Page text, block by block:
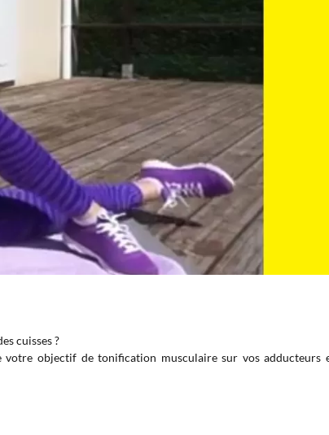
cuisses ?
votre objectif de tonification musculaire sur vos adducteurs